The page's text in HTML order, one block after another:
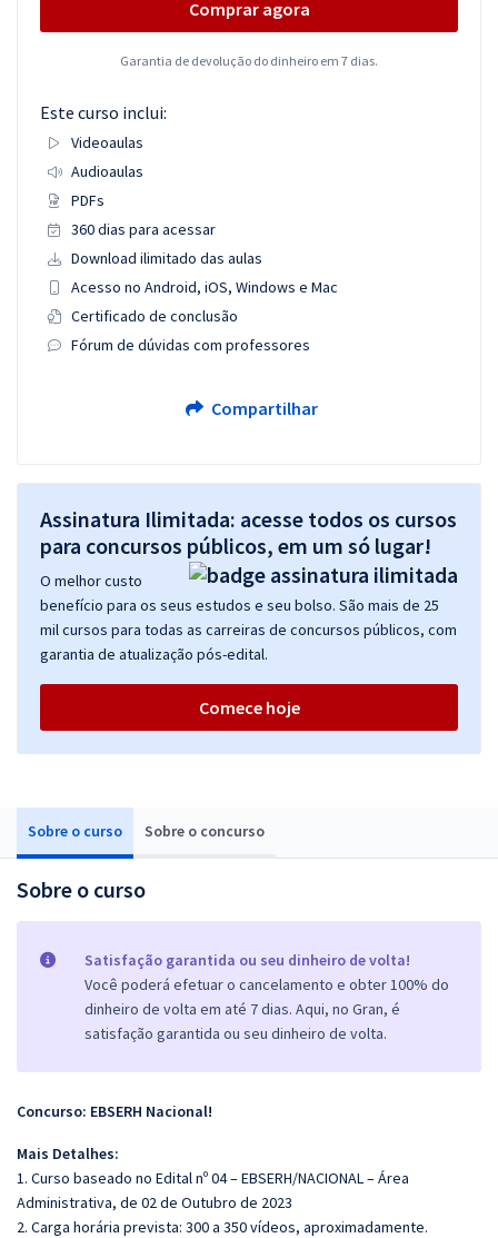
Sobre o curso Sobre o concurso
Sobre o curso
Satisfação garantida ou seu dinheiro de volta!
Você poderá efetuar o cancelamento e obter 100% do
dinheiro de volta em até 7 dias. Aqui, no Gran, é
satisfação garantida ou seu dinheiro de volta.
Concurso: EBSERH Nacional!
Mais Detalhes:
1. Curso baseado no Edital nº 04 – EBSERH/NACIONAL – Área
Administrativa, de 02 de Outubro de 2023
2. Carga horária prevista: 300 a 350 vídeos, aproximadamente.
Comprar agora
Garantia de devolução do dinheiro em 7 dias.
Este curso inclui:
Videoaulas
Audioaulas
PDFs
360 dias para acessar
Download ilimitado das aulas
Acesso no Android, iOS, Windows e Mac
Certificado de conclusão
Fórum de dúvidas com professores
Compartilhar
Assinatura Ilimitada: acesse todos os cursos
para concursos públicos, em um só lugar!
O melhor custo
benefício para os seus estudos e seu bolso. São mais de 25
mil cursos para todas as carreiras de concursos públicos, com
garantia de atualização pós-edital.
Comece hoje